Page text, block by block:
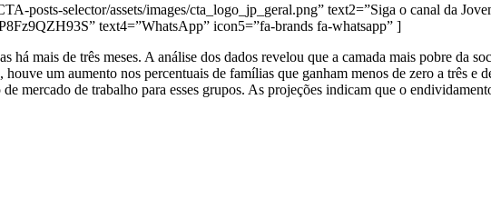
posts-selector/assets/images/cta_logo_jp_geral.png” text2=”Siga o canal da
text4=”WhatsApp” icon5=”fa-brands fa-whatsapp” ]
mais de três meses. A análise dos dados revelou que a camada mais pobre da
um aumento nos percentuais de famílias que ganham menos de zero a três e
mercado de trabalho para esses grupos. As projeções indicam que o